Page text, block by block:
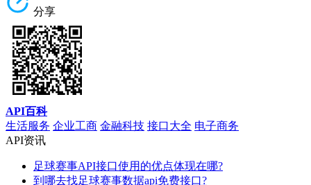
分享
API百科
生活服务 企业工商 金融科技 接口大全 电子商务
API资讯
足球赛事API接口使用的优点体现在哪?
到哪去找足球赛事数据api免费接口?